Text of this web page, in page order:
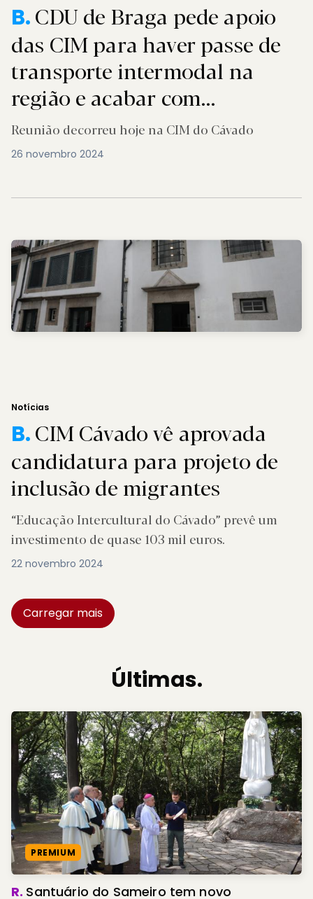
B.CDU de Braga pede apoio
das CIM para haver passe de
transporte intermodal na
região e acabar com
discriminação em relação a
Lisboa e Porto
Reunião decorreu hoje na CIM do Cávado
26 novembro 2024
Notícias
B.CIM Cávado vê aprovada
candidatura para projeto de
inclusão de migrantes
“Educação Intercultural do Cávado” prevê um
investimento de quase 103 mil euros.
22 novembro 2024
Carregar mais
Últimas.
PREMIUM
R. Santuário do Sameiro tem novo